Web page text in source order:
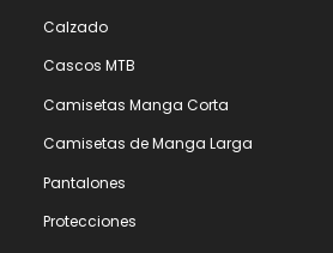
Calzado
Cascos MTB
Camisetas Manga Corta
Camisetas de Manga Larga
Pantalones
Protecciones